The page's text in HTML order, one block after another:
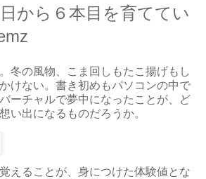
から６本目を育ててい
冬の風物、こま回しもたこ揚げもし
けない。書き初めもパソコンの中で
ーチャルで夢中になったことが、ど
い出になるものだろうか。
えることが、身につけた体験値とな